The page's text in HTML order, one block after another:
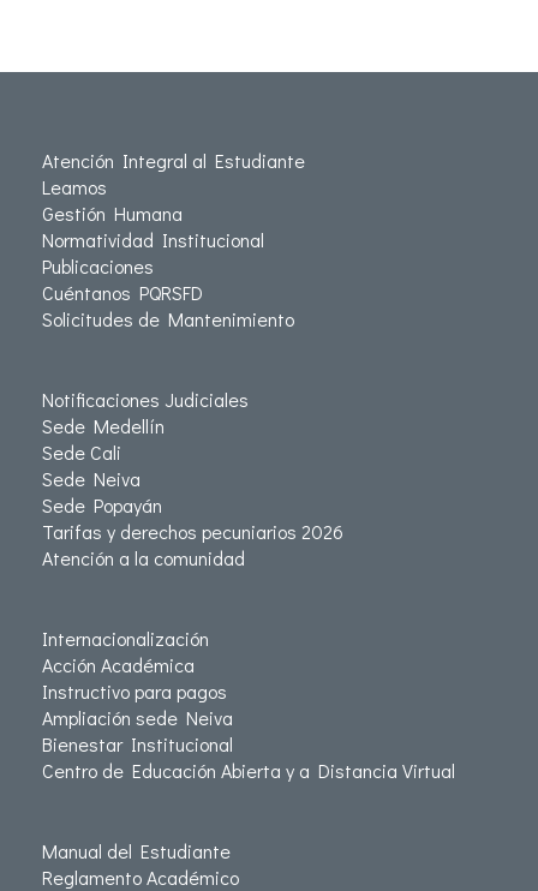
Atención Integral al Estudiante
Leamos
Gestión Humana
Normatividad Institucional
Publicaciones
Cuéntanos PQRSFD
Solicitudes de Mantenimiento
Notificaciones Judiciales
Sede Medellín
Sede Cali
Sede Neiva
Sede Popayán
Tarifas y derechos pecuniarios 2026
Atención a la comunidad
Internacionalización
Acción Académica
Instructivo para pagos
Ampliación sede Neiva
Bienestar Institucional
Centro de Educación Abierta y a Distancia Virtual
Manual del Estudiante
Reglamento Académico